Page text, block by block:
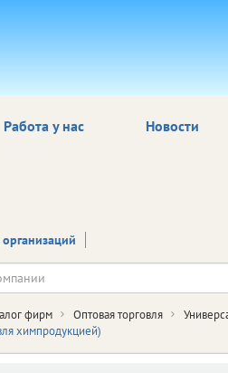
Работа у нас Новости
фирм Оптовая торговля
химпродукцией)